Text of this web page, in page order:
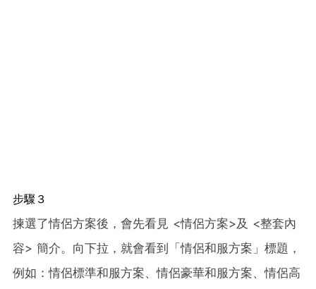
步驟３
揀選了情侶方案後，會先看見 <情侶方案>及 <整套內
容> 簡介。向下拉，就會看到「情侶和服方案」標題，
例如：情侶標準和服方案、情侶豪華和服方案、情侶高